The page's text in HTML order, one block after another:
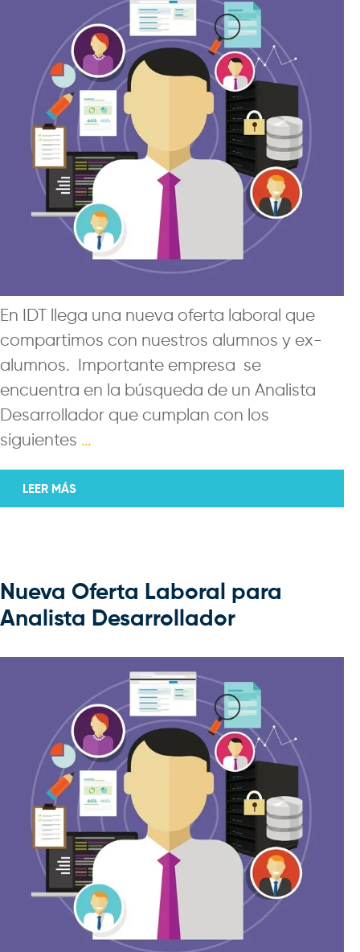
En IDT llega una nueva oferta laboral que
compartimos con nuestros alumnos y ex-
alumnos. Importante empresa se
encuentra en la búsqueda de un Analista
Desarrollador que cumplan con los
siguientes …
LEER MÁS
Nueva Oferta Laboral para
Analista Desarrollador